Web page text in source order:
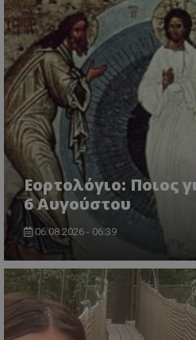
Εορτολόγιο: Ποιος
6 Αυγούστου
06.08.2026 - 06:39